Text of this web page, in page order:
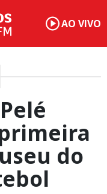
AO VIVO
do